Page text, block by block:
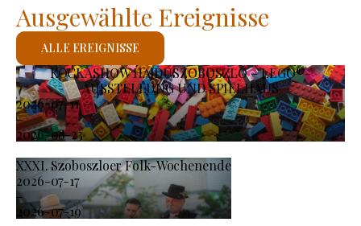
KOCKASHOW HAJDÚSZOBOSZLÓ – LEGO®-
AUSSTELLUNG UND SPIELHAUS
2026-07-11
-
2026-08-23
XXXI. Szoboszloer Folk-Wochenende
2026-07-17
-
2026-07-19
Ausgewählte Ereignisse
ALLE EREIGNISSE